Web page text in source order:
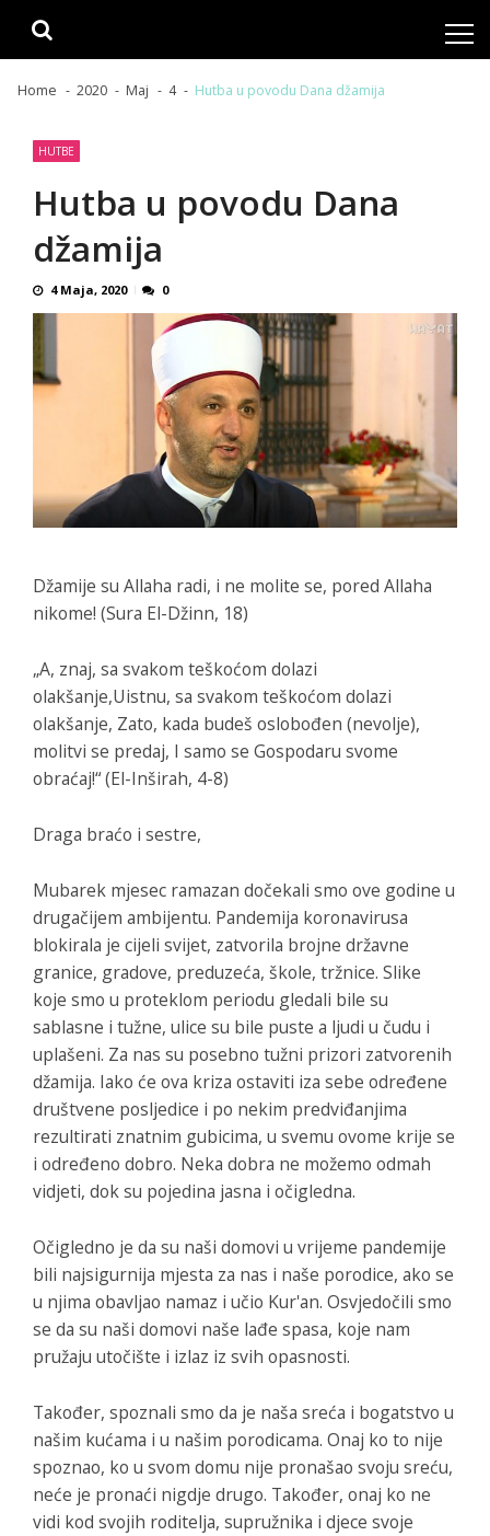
Home 2020 Maj 4 Hutba u povodu Dana džamija
HUTBE
Hutba u povodu Dana
džamija
4 Maja, 2020 0
Džamije su Allaha radi, i ne molite se, pored Allaha
nikome! (Sura El-Džinn, 18)
„A, znaj, sa svakom teškoćom dolazi
olakšanje,Uistnu, sa svakom teškoćom dolazi
olakšanje, Zato, kada budeš oslobođen (nevolje),
molitvi se predaj, I samo se Gospodaru svome
obraćaj!“(El-Inširah, 4-8)
Draga braćo i sestre,
Mubarek mjesec ramazan dočekali smo ove godine u
drugačijem ambijentu. Pandemija koronavirusa
blokirala je cijeli svijet, zatvorila brojne državne
granice, gradove, preduzeća, škole, tržnice. Slike
koje smo u proteklom periodu gledali bile su
sablasne i tužne, ulice su bile puste a ljudi u čudu i
uplašeni. Za nas su posebno tužni prizori zatvorenih
džamija. Iako će ova kriza ostaviti iza sebe određene
društvene posljedice i po nekim predviđanjima
rezultirati znatnim gubicima, u svemu ovome krije se
i određeno dobro. Neka dobra ne možemo odmah
vidjeti, dok su pojedina jasna i očigledna.
Očigledno je da su naši domovi u vrijeme pandemije
bili najsigurnija mjesta za nas i naše porodice, ako se
u njima obavljao namaz i učio Kur'an. Osvjedočili smo
se da su naši domovi naše lađe spasa, koje nam
pružaju utočište i izlaz iz svih opasnosti.
Također, spoznali smo da je naša sreća i bogatstvo u
našim kućama i u našim porodicama. Onaj ko to nije
spoznao, ko u svom domu nije pronašao svoju sreću,
neće je pronaći nigdje drugo. Također, onaj ko ne
vidi kod svojih roditelja, supružnika i djece svoje